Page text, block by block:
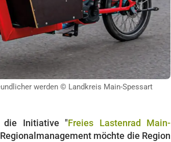
werden © Landkreis Main-Spessart
die Initiative "Freies Lastenrad Main-
möchte die Region